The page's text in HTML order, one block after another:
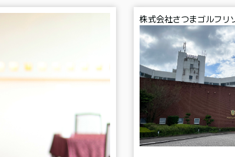
株式会社さつまゴルフリ